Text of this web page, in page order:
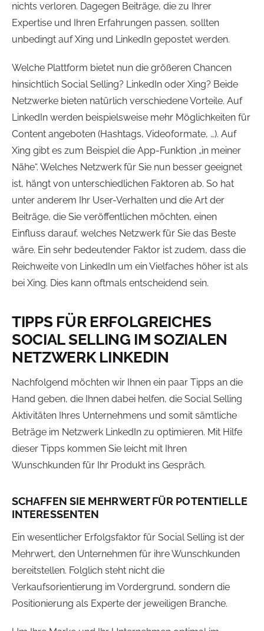
nichts verloren. Dagegen Beiträge, die zu Ihrer
Expertise und Ihren Erfahrungen passen, sollten
unbedingt auf Xing und LinkedIn gepostet werden.
Welche Plattform bietet nun die größeren Chancen
hinsichtlich Social Selling? LinkedIn oder Xing? Beide
Netzwerke bieten natürlich verschiedene Vorteile. Auf
LinkedIn werden beispielsweise mehr Möglichkeiten für
Content angeboten (Hashtags, Videoformate, …). Auf
Xing gibt es zum Beispiel die App-Funktion „in meiner
Nähe“. Welches Netzwerk für Sie nun besser geeignet
ist, hängt von unterschiedlichen Faktoren ab. So hat
unter anderem Ihr User-Verhalten und die Art der
Beiträge, die Sie veröffentlichen möchten, einen
Einfluss darauf, welches Netzwerk für Sie das Beste
wäre. Ein sehr bedeutender Faktor ist zudem, dass die
Reichweite von LinkedIn um ein Vielfaches höher ist als
bei Xing. Dies kann oftmals entscheidend sein.
TIPPS FÜR ERFOLGREICHES
SOCIAL SELLING IM SOZIALEN
NETZWERK LINKEDIN
Nachfolgend möchten wir Ihnen ein paar Tipps an die
Hand geben, die Ihnen dabei helfen, die Social Selling
Aktivitäten Ihres Unternehmens und somit sämtliche
Beträge im Netzwerk LinkedIn zu optimieren. Mit Hilfe
dieser Tipps kommen Sie leicht mit Ihren
Wunschkunden für Ihr Produkt ins Gespräch.
SCHAFFEN SIE MEHRWERT FÜR POTENTIELLE
INTERESSENTEN
Ein wesentlicher Erfolgsfaktor für Social Selling ist der
Mehrwert, den Unternehmen für ihre Wunschkunden
bereitstellen. Folglich steht nicht die
Verkaufsorientierung im Vordergrund, sondern die
Positionierung als Experte der jeweiligen Branche.